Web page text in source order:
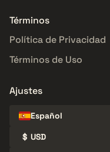
Términos
Política de Privacidad
Términos de Uso
Ajustes
Español
$ USD